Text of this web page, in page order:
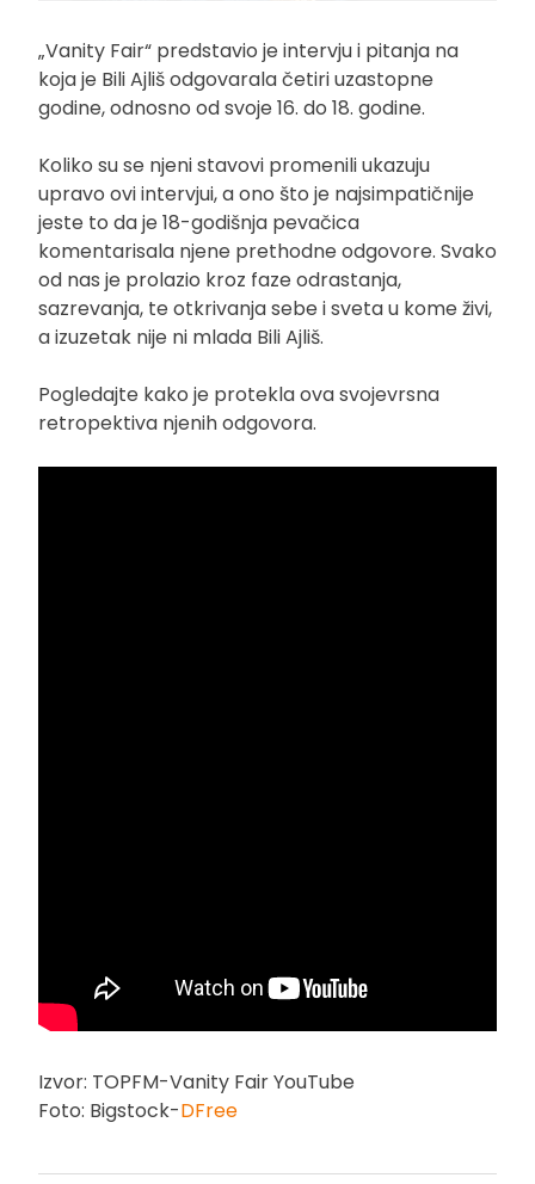
„Vanity Fair“ predstavio je intervju i pitanja na
koja je Bili Ajliš odgovarala četiri uzastopne
godine, odnosno od svoje 16. do 18. godine.
Koliko su se njeni stavovi promenili ukazuju
upravo ovi intervjui, a ono što je najsimpatičnije
jeste to da je 18-godišnja pevačica
komentarisala njene prethodne odgovore. Svako
od nas je prolazio kroz faze odrastanja,
sazrevanja, te otkrivanja sebe i sveta u kome živi,
a izuzetak nije ni mlada Bili Ajliš.
Pogledajte kako je protekla ova svojevrsna
retropektiva njenih odgovora.
Izvor: TOPFM-Vanity Fair YouTube
Foto: Bigstock-DFree